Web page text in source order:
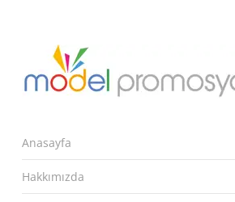
Anasayfa
Hakkımızda